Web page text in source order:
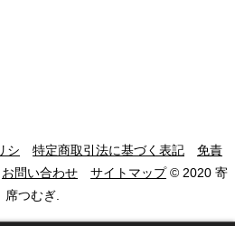
シ 特定商取引法に基づく表記
免責
お問い合わせ サイトマップ© 2020 寄
席つむぎ.